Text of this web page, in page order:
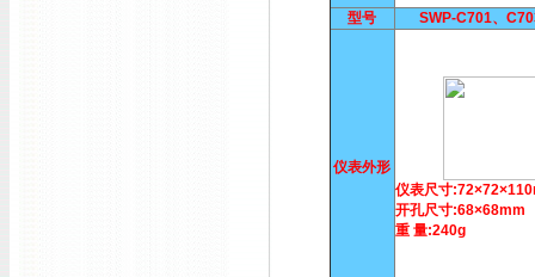
型号 SWP-C701、
仪表外形
仪表尺寸
开孔尺寸:68×68mm
重 量:240g